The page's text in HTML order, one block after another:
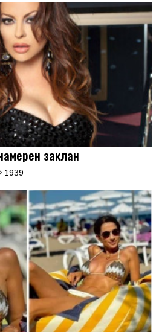
заклан
1939